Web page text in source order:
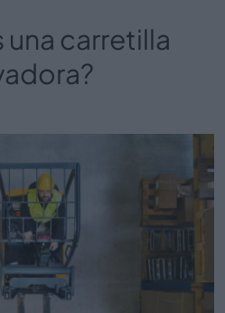
una carretilla